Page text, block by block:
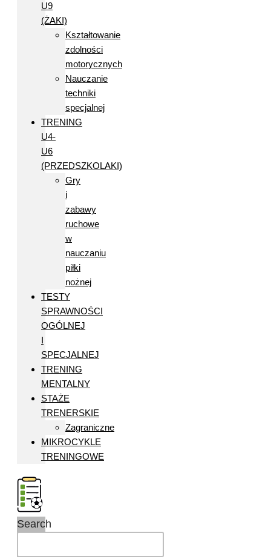
U9
(ŻAKI)
Kształtowanie
zdolności
motorycznych
Nauczanie
techniki
specjalnej
TRENING
U4-
U6
(PRZEDSZKOLAKI)
Gry
i
zabawy
ruchowe
w
nauczaniu
piłki
nożnej
TESTY
SPRAWNOŚCI
OGÓLNEJ
I
SPECJALNEJ
TRENING
MENTALNY
STAŻE
TRENERSKIE
Zagraniczne
MIKROCYKLE
TRENINGOWE
Search